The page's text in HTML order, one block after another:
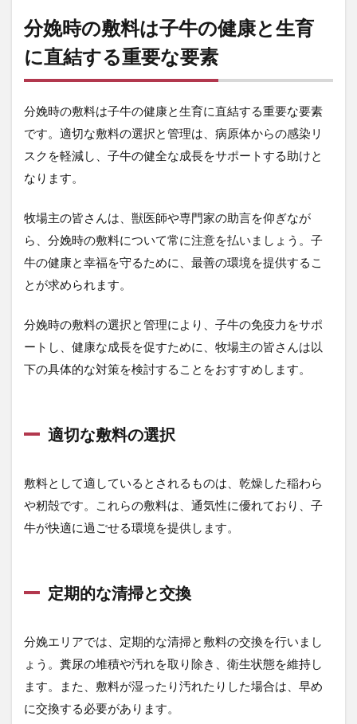
素
4.1
な敷
選択
4.2
定期
的な
換
4.3
衛生
管理
の徹
子
牛
に
問
が
あ
る
と
思
場
速
や
か
に
獣
医
分娩時の敷料は子牛の健康と生育
に直結する重要な要素
分娩時の敷料は子牛の健康と生育に直結する重要な要素
です。適切な敷料の選択と管理は、病原体からの感染リ
スクを軽減し、子牛の健全な成長をサポートする助けと
なります。
牧場主の皆さんは、獣医師や専門家の助言を仰ぎなが
ら、分娩時の敷料について常に注意を払いましょう。子
牛の健康と幸福を守るために、最善の環境を提供するこ
とが求められます。
分娩時の敷料の選択と管理により、子牛の免疫力をサポ
ートし、健康な成長を促すために、牧場主の皆さんは以
下の具体的な対策を検討することをおすすめします。
適切な敷料の選択
敷料として適しているとされるものは、乾燥した稲わら
や籾殻です。これらの敷料は、通気性に優れており、子
牛が快適に過ごせる環境を提供します。
定期的な清掃と交換
分娩エリアでは、定期的な清掃と敷料の交換を行いまし
ょう。糞尿の堆積や汚れを取り除き、衛生状態を維持し
ます。また、敷料が湿ったり汚れたりした場合は、早め
に交換する必要があります。